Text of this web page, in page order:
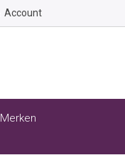
Account
Merken